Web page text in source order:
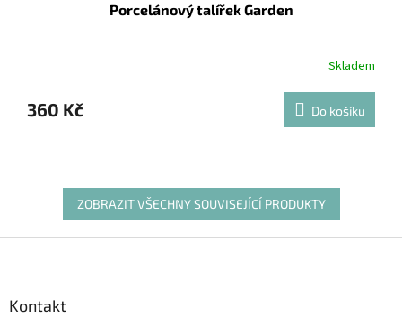
Porcelánový talířek Garden
Skladem
360 Kč Do košíku
ZOBRAZIT VŠECHNY SOUVISEJÍCÍ PRODUKTY
Kontakt